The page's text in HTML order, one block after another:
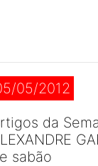
05/2012
da
sabão